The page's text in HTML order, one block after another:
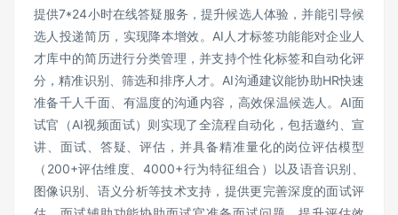
提供7*24小时在线答疑服务，提升候选人体验，并能引导候
选人投递简历，实现降本增效。AI人才标签功能能对企业人
才库中的简历进行分类管理，并支持个性化标签和自动化评
分，精准识别、筛选和排序人才。AI沟通建议能协助HR快速
准备千人千面、有温度的沟通内容，高效保温候选人。AI面
试官（AI视频面试）则实现了全流程自动化，包括邀约、宣
讲、面试、答疑、评估，并具备精准量化的岗位评估模型
（200+评估维度、4000+行为特征组合）以及语音识别、
图像识别、语义分析等技术支持，提供更完善深度的面试评